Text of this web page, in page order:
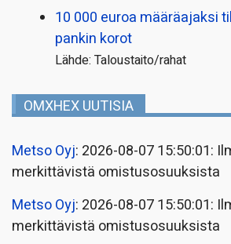
10 000 euroa määräajaksi
pankin korot
Lähde: Taloustaito/rahat
OMXHEX UUTISIA
Metso Oyj: 2026-08-07 15:50:01:
merkittävistä omistusosuuksista
Metso Oyj: 2026-08-07 15:50:01:
merkittävistä omistusosuuksista